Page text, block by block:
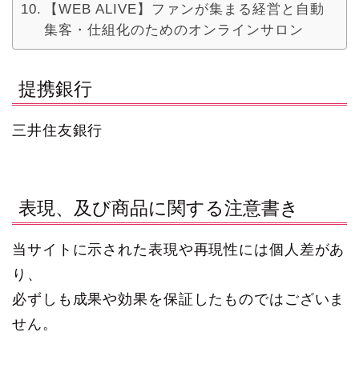
【WEB ALIVE】ファンが集まる経営と自動
集客・仕組化のためのオンラインサロン
提携銀行
三井住友銀行
表現、及び商品に関する注意書き
当サイトに示された表現や再現性には個人差があ
り、
必ずしも成果や効果を保証したものではございま
せん。